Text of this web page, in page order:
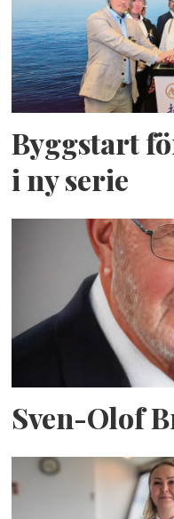
Byggstart
i ny serie
Sven-Olof